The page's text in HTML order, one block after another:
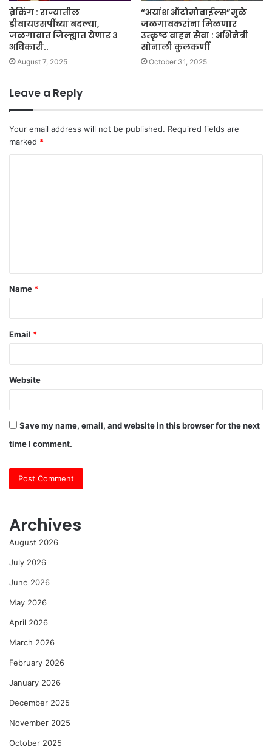
ब्रेकिंग : राज्यातील
डीवायएसपींच्या बदल्या,
जळगावात जिल्ह्यात येणार ३
अधिकारी..
August 7, 2025
“अयांश ऑटोमोबाईल्स”मुळे
जळगावकरांना मिळणार
उत्कृष्ट वाहन सेवा : अभिनेत्री
सोनाली कुलकर्णी
October 31, 2025
Leave a Reply
Your email address will not be published. Required fields are
marked *
t
*
Name *
Email *
Website
Save my name, email, and website in this browser for the next
time I comment.
Archives
August 2026
July 2026
June 2026
May 2026
April 2026
March 2026
February 2026
January 2026
December 2025
November 2025
October 2025